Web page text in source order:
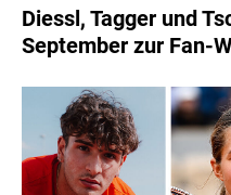
SPORTS MEDIA AUSTRIA
CULINARIUS
VIER HOCH VIER
ALFIES
HANNERSBERG
Diessl, Tagger und
September zur Fan-